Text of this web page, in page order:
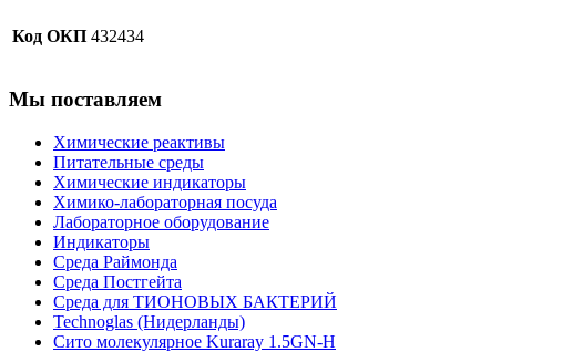
Код ОКП 432434
Мы поставляем
Химические реактивы
Питательные среды
Химические индикаторы
Химико-лабораторная посуда
Лабораторное оборудование
Индикаторы
Среда Раймонда
Среда Постгейта
Среда для ТИОНОВЫХ БАКТЕРИЙ
Technoglas (Нидерланды)
Сито молекулярное Kuraray 1.5GN-H